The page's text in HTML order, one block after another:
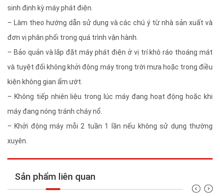
sinh định kỳ máy phát điện.
– Làm theo hướng dẫn sử dụng và các chú ý từ nhà sản xuất và
đơn vị phân phối trong quá trình vận hành.
– Bảo quản và lắp đặt máy phát điện ở vị trí khô ráo thoáng mát
và tuyệt đối không khởi động máy trong trời mưa hoặc trong điều
kiện không gian ẩm ướt.
– Không tiếp nhiên liệu trong lúc máy đang hoạt động hoặc khi
máy đang nóng tránh cháy nổ.
– Khởi động máy mỗi 2 tuần 1 lần nếu không sử dụng thường
xuyên.
Sản phẩm liên quan